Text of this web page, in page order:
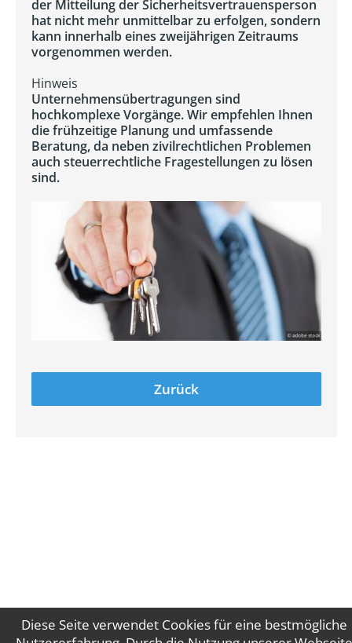
Diese Seite verwendet Cookies für eine bestmögliche
der Mitteilung der Sicherheitsvertrauensperson
hat nicht mehr unmittelbar zu erfolgen, sondern
kann innerhalb eines zweijährigen Zeitraums
vorgenommen werden.
Hinweis
Unternehmensübertragungen sind
hochkomplexe Vorgänge. Wir empfehlen Ihnen
die frühzeitige Planung und umfassende
Beratung, da neben zivilrechtlichen Problemen
auch steuerrechtliche Fragestellungen zu lösen
sind.
Zurück